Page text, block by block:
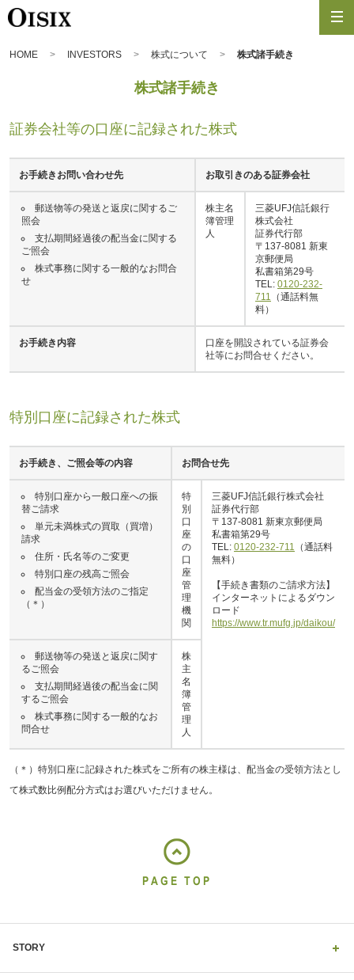
HOME INVESTORS 株式について 株式諸手続き
株式諸手続き
証券会社等の口座に記録された株式
お手続きお問い合わせ先 お取引きのある証券会社
郵送物等の発送と返戻に関するご
照会
支払期間経過後の配当金に関する
ご照会
株式事務に関する一般的なお問合
せ
株主名
簿管理
人
三菱UFJ信託銀行
株式会社
証券代行部
〒137-8081 新東
京郵便局
私書箱第29号
TEL: 0120-232-
711 （通話料無
料）
お手続き内容
口座を開設されている証券会
社等にお問合せください。
特別口座に記録された株式
お手続き、ご照会等の内容 お問合せ先
特別口座から一般口座への振
替ご請求
単元未満株式の買取（買増）
請求
住所・氏名等のご変更
特別口座の残高ご照会
配当金の受領方法のご指定
（＊）
特
別
口
座
の
口
座
管
理
機
関
三菱UFJ信託銀行株式会社
証券代行部
〒137-8081 新東京郵便局
私書箱第29号
TEL: 0120-232-711 （通話料
無料）
【手続き書類のご請求方法】
インターネットによるダウン
ロード
https://www.tr.mufg.jp/daikou/
郵送物等の発送と返戻に関す
るご照会
支払期間経過後の配当金に関
するご照会
株式事務に関する一般的なお
問合せ
株
主
名
簿
管
理
人
（＊）特別口座に記録された株式をご所有の株主様は、配当金の受領方法とし
て株式数比例配分方式はお選びいただけません。
PAGE TOP
STORY